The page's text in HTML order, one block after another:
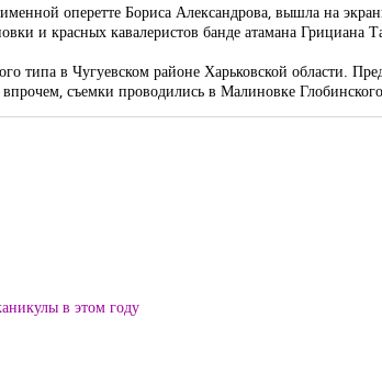
оперетте Бориса Александрова, вышла на
и красных кавалеристов банде атамана Грициана
типа в Чугуевском районе Харьковской области.
съемки проводились в Малиновке
в этом году